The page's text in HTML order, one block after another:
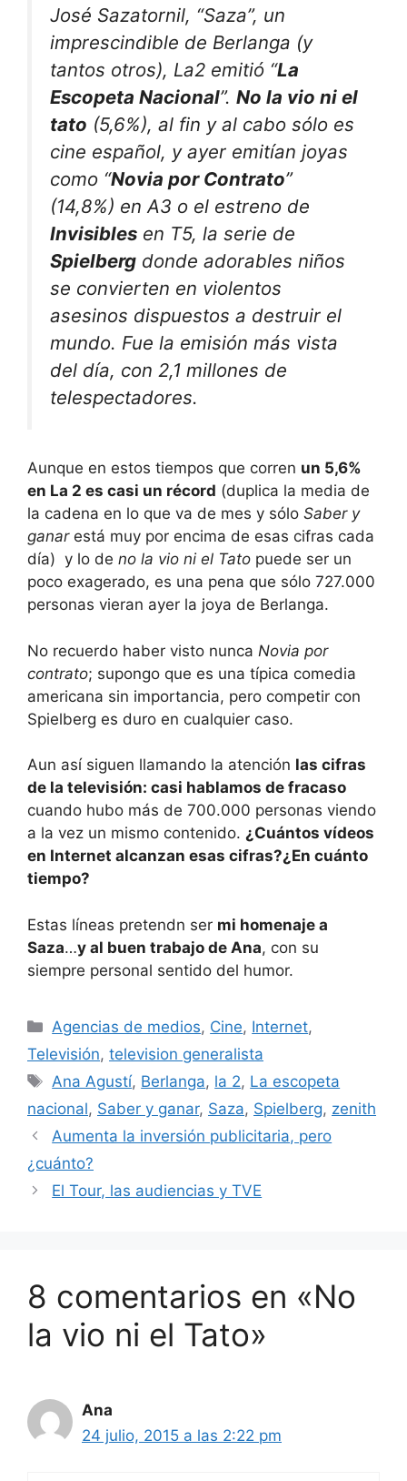
José Sazatornil, “Saza”, un
imprescindible de Berlanga (y
tantos otros), La2 emitió “La
Escopeta Nacional”. No la vio ni el
tato (5,6%), al fin y al cabo sólo es
cine español, y ayer emitían joyas
como “Novia por Contrato”
(14,8%) en A3 o el estreno de
Invisibles en T5, la serie de
Spielberg donde adorables niños
se convierten en violentos
asesinos dispuestos a destruir el
mundo. Fue la emisión más vista
del día, con 2,1 millones de
telespectadores.
Aunque en estos tiempos que corren un 5,6%
en La 2 es casi un récord (duplica la media de
la cadena en lo que va de mes y sólo Saber y
ganarestá muy por encima de esas cifras cada
día) y lo de no la vio ni el Tato puede ser un
poco exagerado, es una pena que sólo 727.000
personas vieran ayer la joya de Berlanga.
No recuerdo haber visto nunca Novia por
contrato; supongo que es una típica comedia
americana sin importancia, pero competir con
Spielberg es duro en cualquier caso.
Aun así siguen llamando la atención las cifras
de la televisión: casi hablamos de fracaso
cuando hubo más de 700.000 personas viendo
a la vez un mismo contenido. ¿Cuántos vídeos
en Internet alcanzan esas cifras?¿En cuánto
tiempo?
Estas líneas pretendn ser mi homenaje a
Saza…y al buen trabajo de Ana, con su
siempre personal sentido del humor.
Categorías
Agencias de medios, Cine, Internet,
Televisión, television generalista
Etiquetas
Ana Agustí, Berlanga, la 2, La escopeta
nacional, Saber y ganar, Saza, Spielberg, zenith
Aumenta la inversión publicitaria, pero
¿cuánto?
El Tour, las audiencias y TVE
8 comentarios en «No
la vio ni el Tato»
Ana
24 julio, 2015 a las 2:22 pm